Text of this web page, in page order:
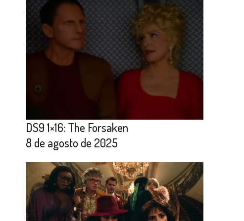
DS9 1×16: The Forsaken
8 de agosto de 2025